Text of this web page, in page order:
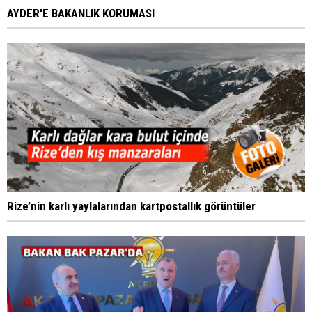
AYDER'E BAKANLIK KORUMASI
Rize’nin karlı yaylalarından kartpostallık görüntüler